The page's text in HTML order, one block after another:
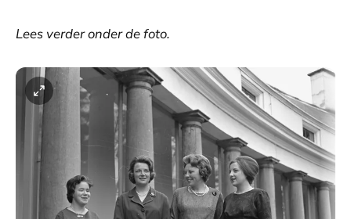
Lees verder onder de foto.